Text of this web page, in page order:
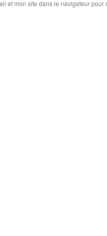
et mon site dans le navigateur